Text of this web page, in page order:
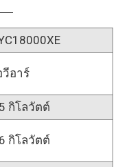
วีอาร์
กิโลวัตต์
กิโลวัตต์